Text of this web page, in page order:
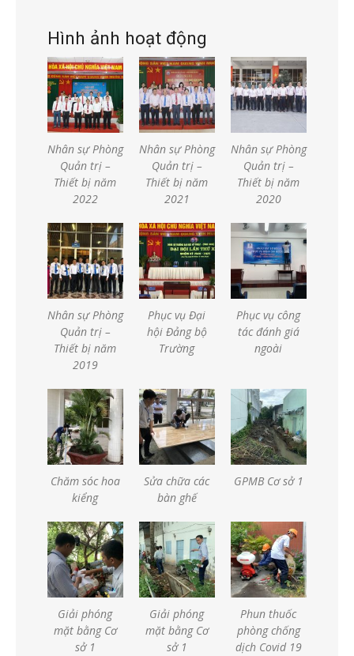
Hình ảnh hoạt động
Nhân sự Phòng
Quản trị –
Thiết bị năm
2022
Nhân sự Phòng
Quản trị –
Thiết bị năm
2021
Nhân sự Phòng
Quản trị –
Thiết bị năm
2020
Nhân sự Phòng
Quản trị –
Thiết bị năm
2019
Phục vụ Đại
hội Đảng bộ
Trường
Phục vụ công
tác đánh giá
ngoài
Chăm sóc hoa
kiểng
Sửa chữa các
bàn ghế
GPMB Cơ sở 1
Giải phóng
mặt bằng Cơ
sở 1
Giải phóng
mặt bằng Cơ
sở 1
Phun thuốc
phòng chống
dịch Covid 19